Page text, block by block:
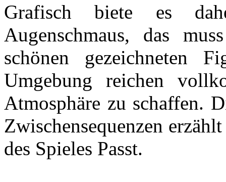
Grafisch biete es
Augenschmaus, das
schönen gezeichneten
Umgebung reichen
Atmosphäre zu schaffen.
Zwischensequenzen
des Spieles Passt.